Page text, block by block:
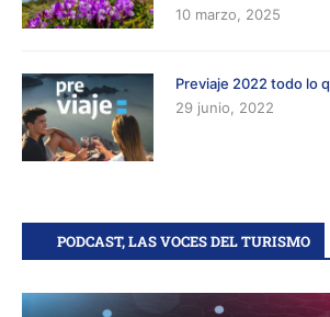
10 marzo, 2025
Previaje 2022 todo lo
29 junio, 2022
PODCAST, LAS VOCES DEL TURISMO